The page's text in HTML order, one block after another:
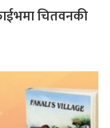
चितवनकी